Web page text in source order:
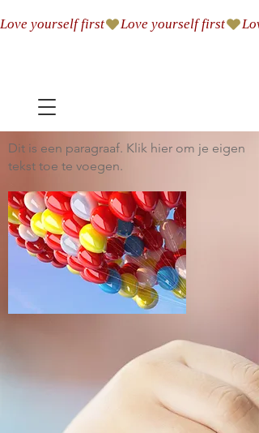
Love yourself first
Dit is een paragraaf. Klik hier om je eigen
tekst toe te voegen.